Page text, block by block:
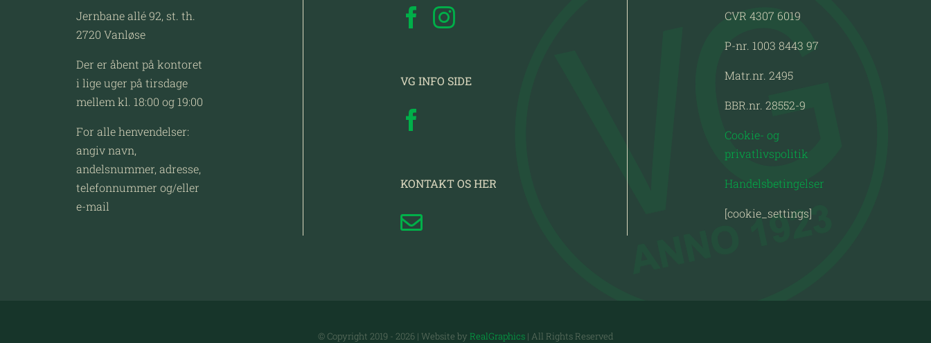
Jernbane allé 92, st. th.
2720 Vanløse
Der er åbent på kontoret
i lige uger på tirsdage
mellem kl. 18:00 og 19:00
For alle henvendelser:
angiv navn,
andelsnummer, adresse,
telefonnummer og/eller
e-mail
VG INFO SIDE
KONTAKT OS HER
CVR 4307 6019
P-nr. 1003 8443 97
Matr.nr. 2495
BBR.nr. 28552-9
Cookie- og
privatlivspolitik
Handelsbetingelser
[cookie_settings]
© Copyright 2019 - 2026 | Website by RealGraphics| All Rights Reserved